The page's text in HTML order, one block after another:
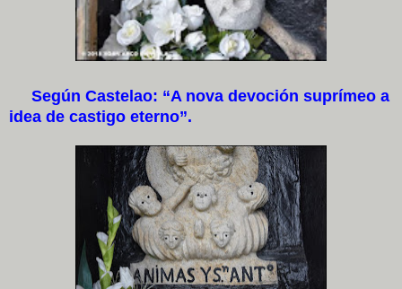
Según Castelao: “A nova devoción suprímeo a
idea de castigo eterno”.